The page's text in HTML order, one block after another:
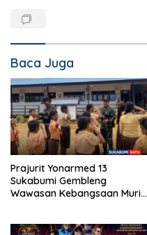
Baca Juga
Prajurit Yonarmed 13
Sukabumi Gembleng
Wawasan Kebangsaan Murid